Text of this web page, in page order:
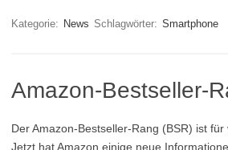
Kategorie: News Schlagwörter: Smartphone
Amazon-Bestseller-
Der Amazon-Bestseller-Rang (BSR) ist für
Jetzt hat Amazon einige neue